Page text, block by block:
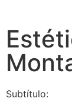
Subtítulo: